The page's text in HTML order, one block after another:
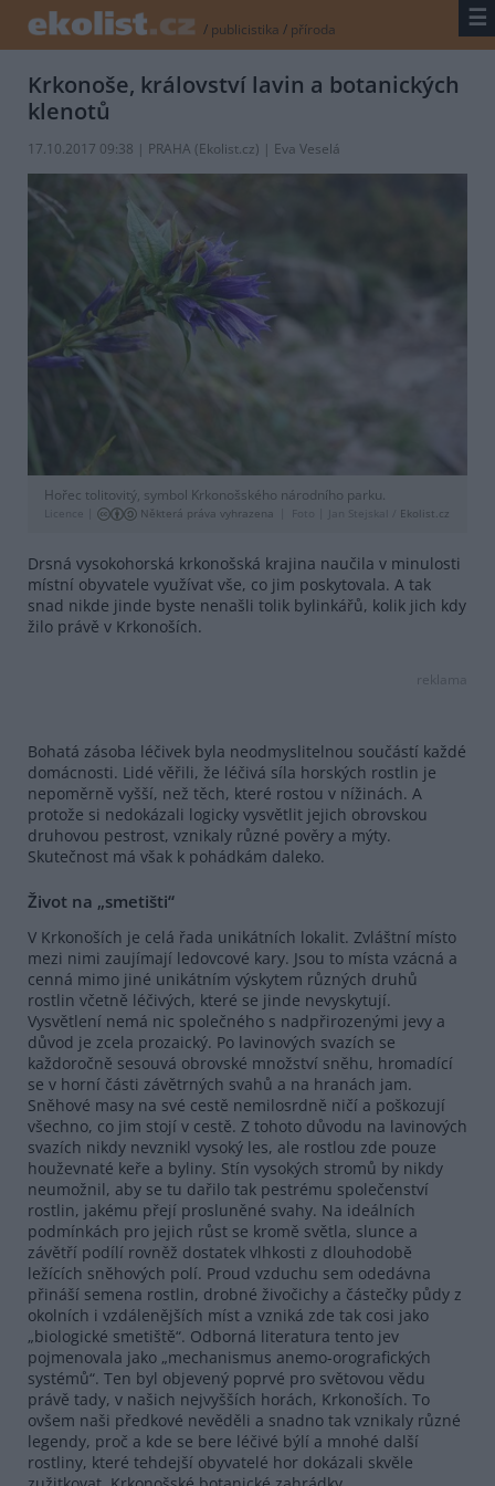
/ publicistika / příroda ☰
Krkonoše, království lavin a botanických
klenotů
17.10.2017 09:38 | PRAHA (Ekolist.cz) | Eva Veselá
Hořec tolitovitý, symbol Krkonošského národního parku.
Licence | Některá práva vyhrazena Foto | Jan Stejskal / Ekolist.cz
Drsná vysokohorská krkonošská krajina naučila v minulosti
místní obyvatele využívat vše, co jim poskytovala. A tak
snad nikde jinde byste nenašli tolik bylinkářů, kolik jich kdy
žilo právě v Krkonoších.
reklama
Bohatá zásoba léčivek byla neodmyslitelnou součástí každé
domácnosti. Lidé věřili, že léčivá síla horských rostlin je
nepoměrně vyšší, než těch, které rostou v nížinách. A
protože si nedokázali logicky vysvětlit jejich obrovskou
druhovou pestrost, vznikaly různé pověry a mýty.
Skutečnost má však k pohádkám daleko.
Život na „smetišti“
V Krkonoších je celá řada unikátních lokalit. Zvláštní místo
mezi nimi zaujímají ledovcové kary. Jsou to místa vzácná a
cenná mimo jiné unikátním výskytem různých druhů
rostlin včetně léčivých, které se jinde nevyskytují.
Vysvětlení nemá nic společného s nadpřirozenými jevy a
důvod je zcela prozaický. Po lavinových svazích se
každoročně sesouvá obrovské množství sněhu, hromadící
se v horní části závětrných svahů a na hranách jam.
Sněhové masy na své cestě nemilosrdně ničí a poškozují
všechno, co jim stojí v cestě. Z tohoto důvodu na lavinových
svazích nikdy nevznikl vysoký les, ale rostlou zde pouze
houževnaté keře a byliny. Stín vysokých stromů by nikdy
neumožnil, aby se tu dařilo tak pestrému společenství
rostlin, jakému přejí prosluněné svahy. Na ideálních
podmínkách pro jejich růst se kromě světla, slunce a
závětří podílí rovněž dostatek vlhkosti z dlouhodobě
ležících sněhových polí. Proud vzduchu sem odedávna
přináší semena rostlin, drobné živočichy a částečky půdy z
okolních i vzdálenějších míst a vzniká zde tak cosi jako
„biologické smetiště“. Odborná literatura tento jev
pojmenovala jako „mechanismus anemo-orografických
systémů“. Ten byl objevený poprvé pro světovou vědu
právě tady, v našich nejvyšších horách, Krkonoších. To
ovšem naši předkové nevěděli a snadno tak vznikaly různé
legendy, proč a kde se bere léčivé býlí a mnohé další
rostliny, které tehdejší obyvatelé hor dokázali skvěle